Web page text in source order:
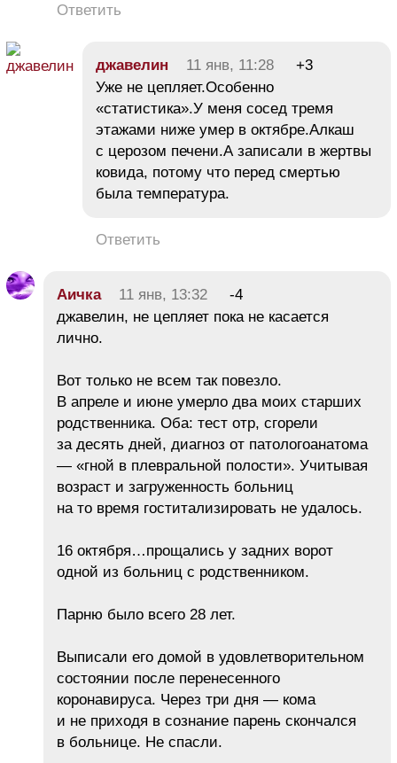
Ответить
джавелин 11 янв, 11:28
+3
Уже не цепляет.Особенно
«статистика».У меня сосед тремя
этажами ниже умер в октябре.Алкаш
с церозом печени.А записали в жертвы
ковида, потому что перед смертью
была температура.
Ответить
Аичка 11 янв, 13:32
-4
джавелин, не цепляет пока не касается
лично.
Вот только не всем так повезло.
В апреле и июне умерло два моих старших
родственника. Оба: тест отр, сгорели
за десять дней, диагноз от патологоанатома
— «гной в плевральной полости». Учитывая
возраст и загруженность больниц
на то время гоститализировать не удалось.
16 октября…прощались у задних ворот
одной из больниц с родственником.
Парню было всего 28 лет.
Выписали его домой в удовлетворительном
состоянии после перенесенного
коронавируса. Через три дня — кома
и не приходя в сознание парень скончался
в больнице. Не спасли.